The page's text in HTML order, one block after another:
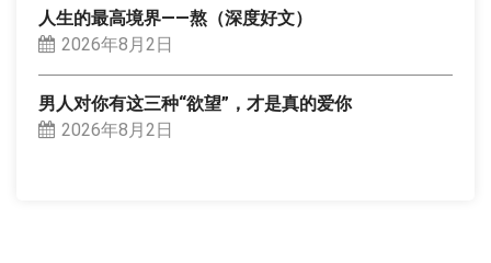
人生的最高境界——熬（深度好文）
2026年8月2日
男人对你有这三种“欲望”，才是真的爱你
2026年8月2日